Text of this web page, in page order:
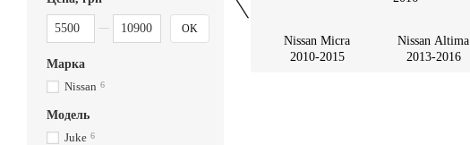
Nissan Micra
2010-2015
Nissan Altima
2013-2016
От Цена, грн
До Цена, грн
OK
Марка
Nissan 6
Модель
Juke 6